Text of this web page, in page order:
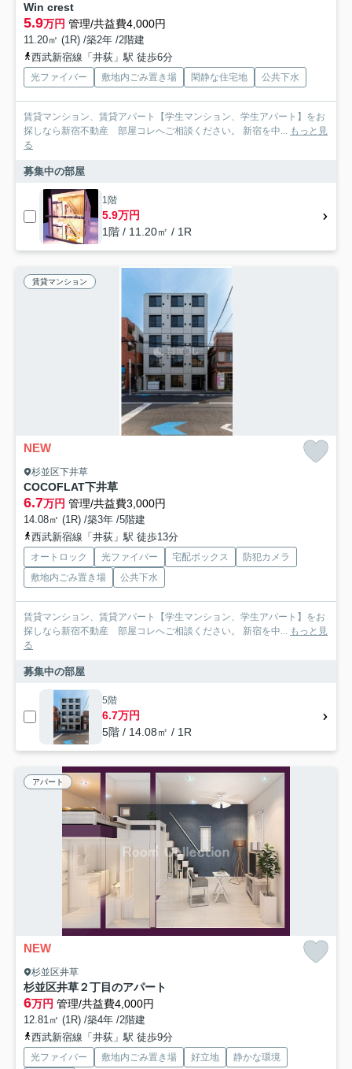
Win crest
5.9万円 管理/共益費4,000円
11.20㎡ (1R) /築2年 /2階建
西武新宿線「井荻」駅 徒歩6分
光ファイバー 敷地内ごみ置き場 閑静な住宅地 公共下水
賃貸マンション、賃貸アパート【学生マンション、学生アパート】をお
探しなら新宿不動産 部屋コレへご相談ください。 新宿を中... もっと見
る
募集中の部屋
1階
5.9万円
1階 / 11.20㎡ / 1R
賃貸マンション
NEW
杉並区下井草
COCOFLAT下井草
6.7万円 管理/共益費3,000円
14.08㎡ (1R) /築3年 /5階建
西武新宿線「井荻」駅 徒歩13分
オートロック 光ファイバー 宅配ボックス
防犯カメラ
敷地内ごみ置き場
公共下水
賃貸マンション、賃貸アパート【学生マンション、学生アパート】をお
探しなら新宿不動産 部屋コレへご相談ください。 新宿を中... もっと見
る
募集中の部屋
5階
6.7万円
5階 / 14.08㎡ / 1R
アパート
NEW
杉並区井草
杉並区井草２丁目のアパート
6万円 管理/共益費4,000円
12.81㎡ (1R) /築4年 /2階建
西武新宿線「井荻」駅 徒歩9分
光ファイバー 敷地内ごみ置き場 好立地 静かな環境